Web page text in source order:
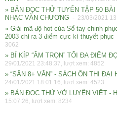
» BẢN ĐỌC THỬ TUYỂN TẬP 50
NHẠC VĂN CHƯƠNG - 23/03/2021
» Giải mã độ hot của Sổ tay chinh
2003 chỉ ra 3 điểm cực kì thuyết phục
3062
» BÍ KÍP “ẴM TRỌN” TỐI ĐA ĐIỂM
29/01/2021 23:48:37, lượt xem: 4852
» “SĂN 8+ VĂN” - SÁCH ÔN THI ĐẠI
24/01/2021 18:01:16, lượt xem: 4523
» BẢN ĐỌC THỬ VỞ LUYỆN VIẾT -
15:07:26, lượt xem: 8234